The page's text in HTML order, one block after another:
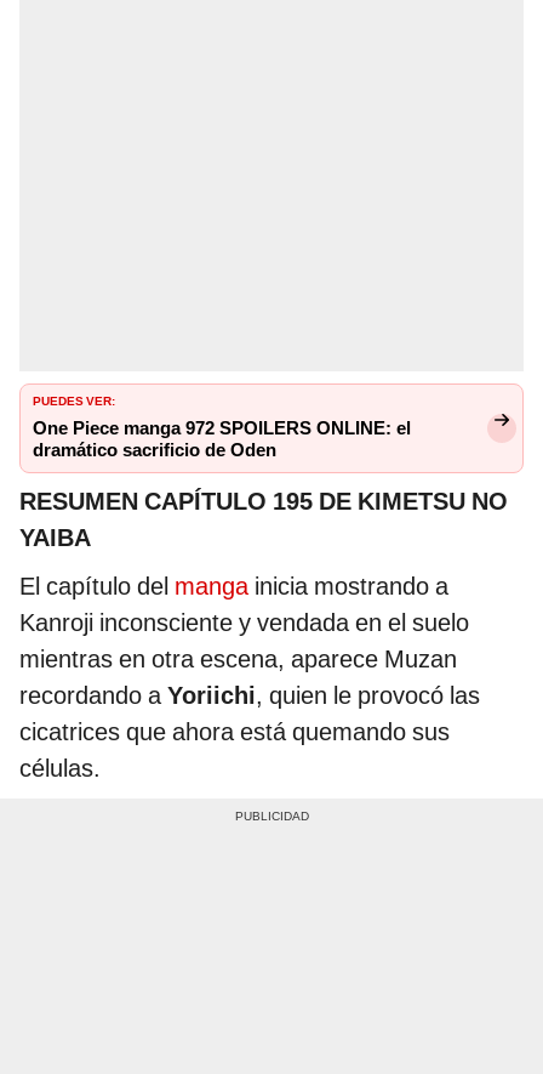
PUEDES VER:
One Piece manga 972 SPOILERS ONLINE: el
dramático sacrificio de Oden
RESUMEN CAPÍTULO 195 DE KIMETSU NO
YAIBA
El capítulo del mangainicia mostrando a
Kanroji inconsciente y vendada en el suelo
mientras en otra escena, aparece Muzan
recordando aYoriichi, quien le provocó las
cicatrices que ahora está quemando sus
células.